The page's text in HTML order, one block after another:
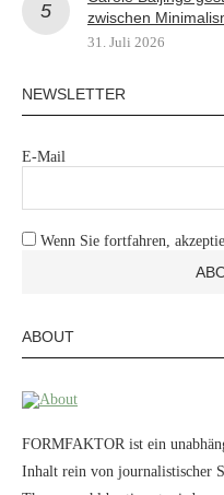
zwischen
31. Juli 2026
NEWSLETTER
E-Mail
Wenn Sie fortfahren,
ABOUT
FORMFAKTOR ist ein
Inhalt rein von journalistischer